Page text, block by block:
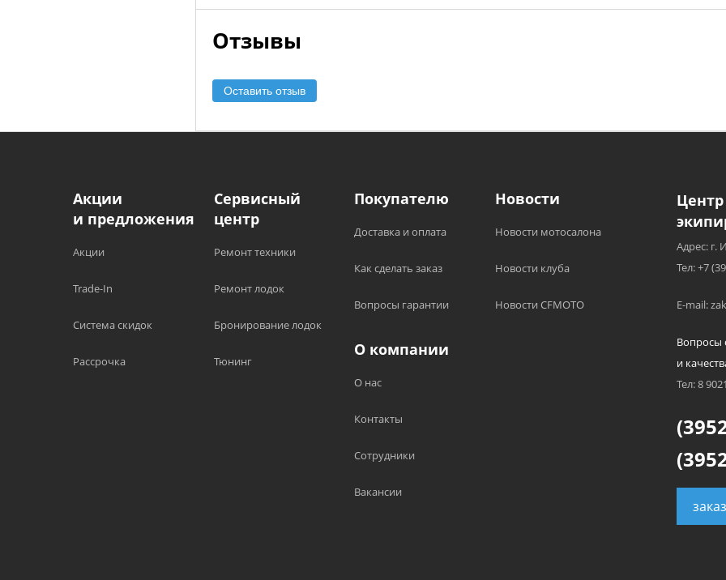
Отзывы
Оставить отзыв
Акции
и предложения
Акции
Trade-In
Система скидок
Рассрочка
Сервисный
центр
Ремонт техники
Ремонт лодок
Бронирование лодок
Тюнинг
Покупателю
Доставка и оплата
Как сделать заказ
Вопросы гарантии
Новости
Новости мотосалона
Новости клуба
Новости CFMOTO
О компании
О нас
Контакты
Сотрудники
Вакансии
Адрес: г.
Тел: +7
E-mail:
Вопросы
и
Тел: 8